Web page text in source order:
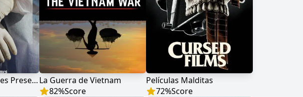
The New York Times PresentsLa Guerra de Vietnam
82%Score
Películas Malditas
72%Score